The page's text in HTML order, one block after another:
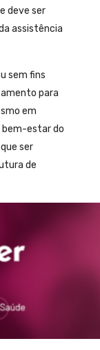
deve ser
assistência
sem fins
para
em
bem-estar do
ser
de